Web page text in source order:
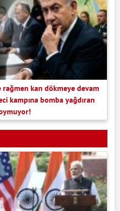
kan dökmeye devam
kampına bomba yağdıran